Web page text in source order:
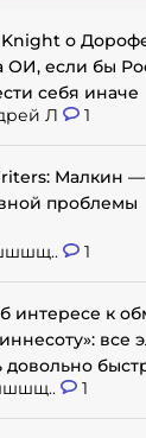
Knight о
ОИ, если бы
себя иначе
Л 1
Малкин
проблемы
1
интересе к
все
довольно
1